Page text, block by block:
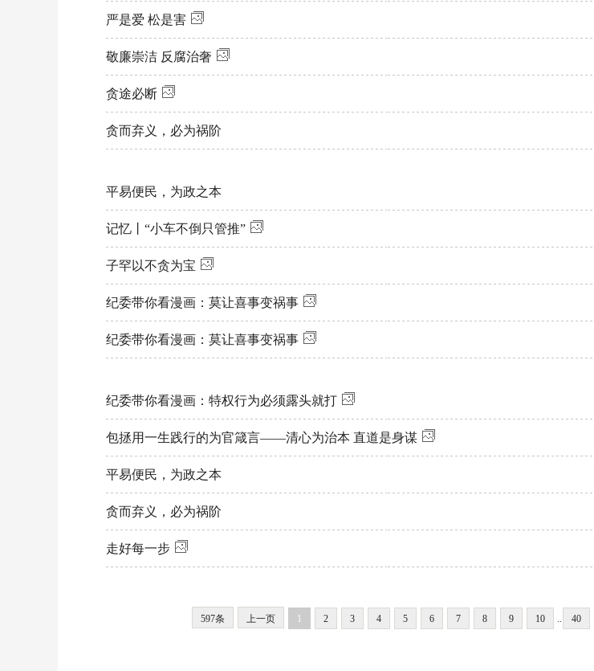
征稿启事
法治文化共建
联系我们
严是爱 松是害
敬廉崇洁 反腐治奢
贪途必断
贪而弃义，必为祸阶
平易便民，为政之本
记忆丨“小车不倒只管推”
子罕以不贪为宝
纪委带你看漫画：莫让喜事变祸事
纪委带你看漫画：莫让喜事变祸事
纪委带你看漫画：特权行为必须露头就打
包拯用一生践行的为官箴言——清心为治本 直道是身谋
平易便民，为政之本
贪而弃义，必为祸阶
走好每一步
597条 上一页 1 2 3 4 5 6 7 8 9 10 .. 40